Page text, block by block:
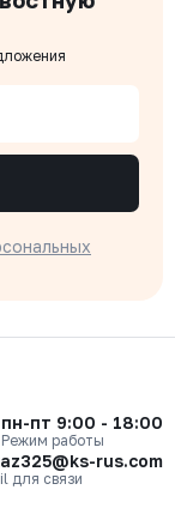
пн-пт 9:00 - 18:00
Режим работы
rus.com
для связи